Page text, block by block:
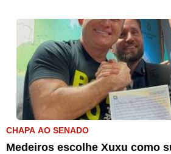
CHAPA AO SENADO
Medeiros escolhe Xuxu como